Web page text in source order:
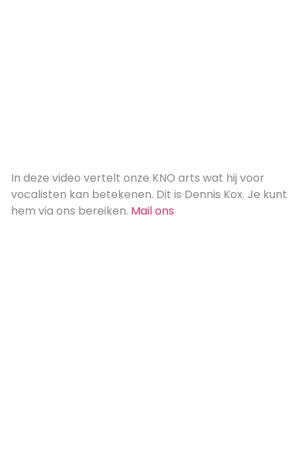
In deze video vertelt onze KNO arts wat hij voor
vocalisten kan betekenen. Dit is Dennis Kox. Je kunt
hem via ons bereiken. Mail ons